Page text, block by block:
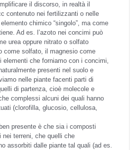
il discorso, in realtà il
contenuto nei fertilizzanti o nelle
chimico “singolo”, ma come
Ad es. l’azoto nei concimi può
urea oppure nitrato o solfato
come solfato, il magnesio come
che forniamo con i concimi,
presenti nel suolo e
nelle piante facenti parti di
di partenza, cioè molecole e
complessi alcuni dei quali hanno
(clorofilla, glucosio, cellulosa,
presente è che sia i composti
nei terreni, che quelli che
assorbiti dalle piante tal quali (ad es.